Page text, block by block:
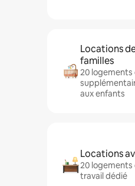
Locations
familles
20
aux enfants
Locations
20
travail dédié